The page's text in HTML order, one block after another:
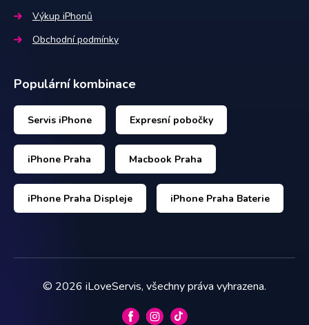
Výkup iPhonů
Obchodní podmínky
Populární kombinace
Servis iPhone Expresní pobočky
iPhone Praha Macbook Praha
iPhone Praha Displeje iPhone Praha Baterie
© 2026 iLoveServis, všechny práva vyhrazena.